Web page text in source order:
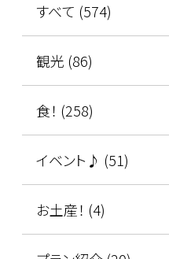
すべて (574)
観光 (86)
食！ (258)
イベント♪ (51)
お土産！ (4)